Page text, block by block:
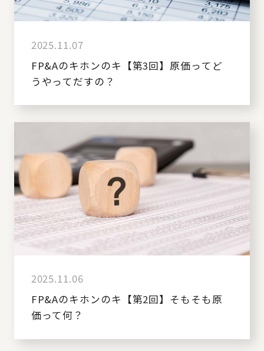
2025.11.07
FP&Aのキホンのキ【第3回】原価ってど
うやってだすの？
2025.11.06
FP&Aのキホンのキ【第2回】そもそも原
価って何？